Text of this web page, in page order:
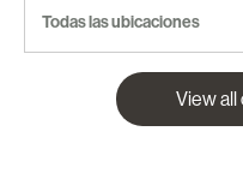
Todas las ubicaciones
View